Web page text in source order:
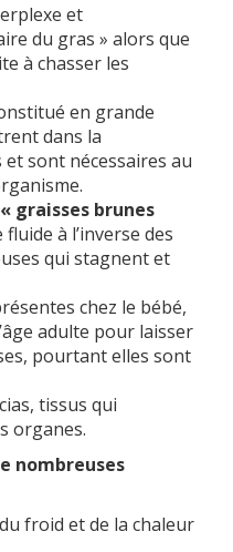
et
du gras » alors que
à chasser les
en grande
dans la
sont nécessaires au
« graisses brunes
à l’inverse des
qui stagnent et
chez le bébé,
adulte pour laisser
pourtant elles sont
tissus qui
organes.
nombreuses
froid et de la chaleur